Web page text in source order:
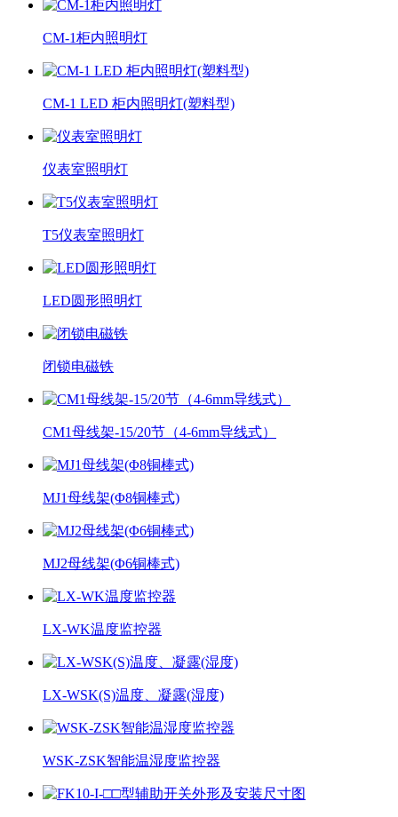
CM-1柜内照明灯
CM-1 LED 柜内照明灯(塑料型)
仪表室照明灯
T5仪表室照明灯
LED圆形照明灯
闭锁电磁铁
CM1母线架-15/20节（4-6mm导线式）
MJ1母线架(Φ8铜棒式)
MJ2母线架(Φ6铜棒式)
LX-WK温度监控器
LX-WSK(S)温度、凝露(湿度)
WSK-ZSK智能温湿度监控器